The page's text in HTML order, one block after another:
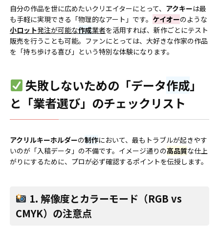
自分の作品を世に広めたいクリエイターにとって、 アクキーは最
も手軽に実現できる「物理的なアート」です。 ケイオーのような
小ロット発注が可能な作成業者を活用すれば、新作ごとにテスト
販売を行うことも可能。ファンにとっては、大好きな作家の作品
を「持ち歩ける喜び」という特別な体験になります。
失敗しないための「データ作成」
と「業者選び」のチェックリスト
アクリルキーホルダーの制作において、最もトラブルが起きやす
いのが「入稿データ」の不備です。イメージ通りの高品質な仕上
がりにするために、プロが必ず確認するポイントを伝授します。
1. 解像度とカラーモード（RGB vs
CMYK）の注意点